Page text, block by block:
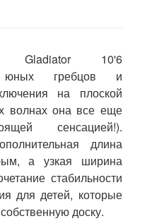
Gladiator 10'6
юных гребцов и
на плоской
волнах она все еще
сенсацией!).
длина
а узкая ширина
стабильности
для детей, которые
доску.